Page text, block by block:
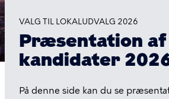
VALG TIL LOKALUDVALG 2026
Præsentation af
kandidater
På denne side kan du se